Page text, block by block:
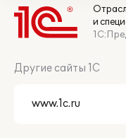
и
Другие сайты 1С